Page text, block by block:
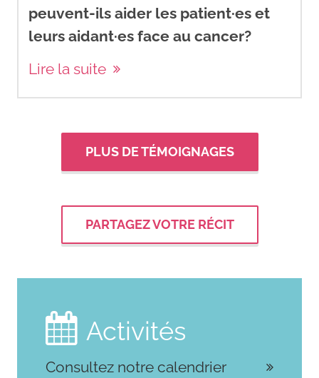
peuvent-ils aider les patient·es et
leurs aidant·es face au cancer?
Lire la suite
PLUS DE TÉMOIGNAGES
PARTAGEZ VOTRE RÉCIT
 Activités
Consultez notre calendrier